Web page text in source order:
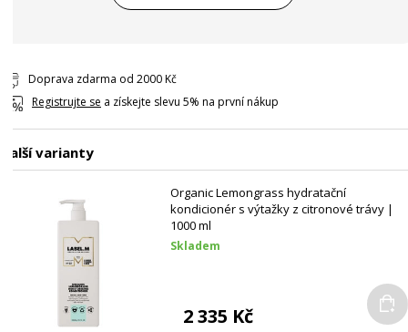
Doprava zdarma od 2000 Kč
Registrujte se a získejte slevu 5% na první nákup
Další varianty
Organic Lemongrass hydratační
kondicionér s výtažky z citronové trávy |
1000 ml
Skladem
2 335 Kč